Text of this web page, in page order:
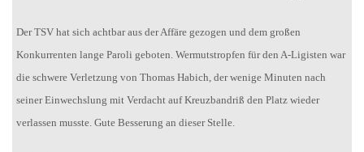
Der TSV hat sich achtbar aus der Affäre gezogen und dem großen
Konkurrenten lange Paroli geboten. Wermutstropfen für den A-Ligisten war
die schwere Verletzung von Thomas Habich, der wenige Minuten nach
seiner Einwechslung mit Verdacht auf Kreuzbandriß den Platz wieder
verlassen musste. Gute Besserung an dieser Stelle.